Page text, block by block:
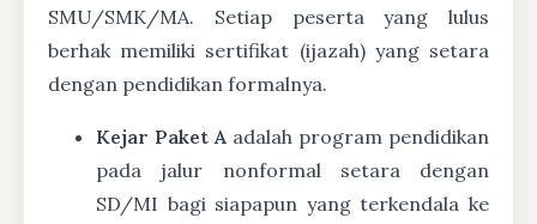
SMU/SMK/MA. Setiap peserta yang lulus
berhak memiliki sertifikat (ijazah) yang setara
dengan pendidikan formalnya.
Kejar Paket A adalah program pendidikan
pada jalur nonformal setara dengan
SD/MI bagi siapapun yang terkendala ke